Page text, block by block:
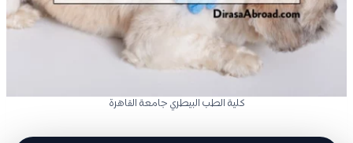
كلية الطب البيطري جامعة القاهرة